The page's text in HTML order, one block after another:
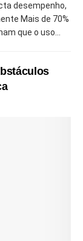
desempenho,
Mais de 70%
que o uso...